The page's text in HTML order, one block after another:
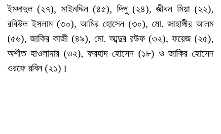
ইমদাদুল (২৭), মাইনদ্দিন (৪৫), দিপু (২৪), জীবন মিয়া (২২),
রবিউল ইসলাম (৩০), আমির হোসেন (৩০), মো. জাহাঙ্গীর আলম
(৫৬), জাকির কাজী (৪৯), মো. আব্দুর রউফ (৩২), ফয়েজ (২৫),
অশীত হাওলাদার (৩২), ফরহাদ হোসেন (১৮) ও জাকির হোসেন
ওরফে রবিন (২১)।